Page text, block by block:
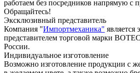
работаем без посредников напрямую с
Обращайтесь!
Эксклюзивный представитель
Компания "Импортмеханика"
представителем торговой марки
России.
Индивидуальное изготовление
Возможно изготовление продукции с